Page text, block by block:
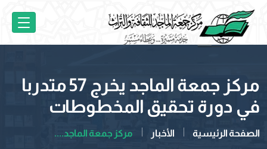
مركز جمعة الماجد يخرج 57 متدربا
في دورة تحقيق المخطوطات
الصفحة الرئيسية الأخبار مركز جمعة الماجد....